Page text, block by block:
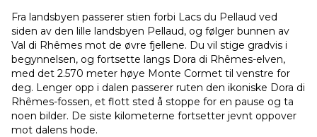
Fra landsbyen passerer stien forbi Lacs du Pellaud ved
siden av den lille landsbyen Pellaud, og følger bunnen av
Val di Rhêmes mot de øvre fjellene. Du vil stige gradvis i
begynnelsen, og fortsette langs Dora di Rhêmes-elven,
med det 2.570 meter høye Monte Cormet til venstre for
deg. Lenger opp i dalen passerer ruten den ikoniske Dora di
Rhêmes-fossen, et flott sted å stoppe for en pause og ta
noen bilder. De siste kilometerne fortsetter jevnt oppover
mot dalens hode.